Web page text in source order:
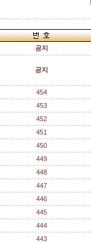
공지
공지
454
453
452
451
450
449
448
447
446
445
444
443